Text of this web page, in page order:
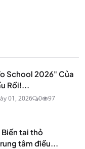
School 2026" Của
Rồi!...
01, 2026 0 97
tai thỏ
tâm điều...